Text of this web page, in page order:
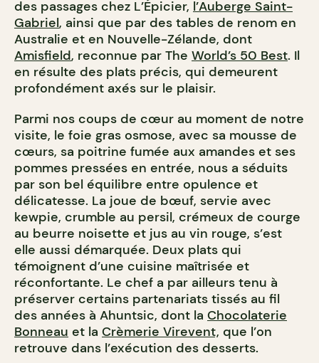
des passages chez L’Épicier, l’Auberge Saint-
Gabriel, ainsi que par des tables de renom en
Australie et en Nouvelle-Zélande, dont
Amisfield, reconnue par The World’s 50 Best. Il
en résulte des plats précis, qui demeurent
profondément axés sur le plaisir.
Parmi nos coups de cœur au moment de notre
visite, le foie gras osmose, avec sa mousse de
cœurs, sa poitrine fumée aux amandes et ses
pommes pressées en entrée, nous a séduits
par son bel équilibre entre opulence et
délicatesse. La joue de bœuf, servie avec
kewpie, crumble au persil, crémeux de courge
au beurre noisette et jus au vin rouge, s’est
elle aussi démarquée. Deux plats qui
témoignent d’une cuisine maîtrisée et
réconfortante. Le chef a par ailleurs tenu à
préserver certains partenariats tissés au fil
des années à Ahuntsic, dont la Chocolaterie
Bonneau et la Crèmerie Virevent, que l’on
retrouve dans l’exécution des desserts.